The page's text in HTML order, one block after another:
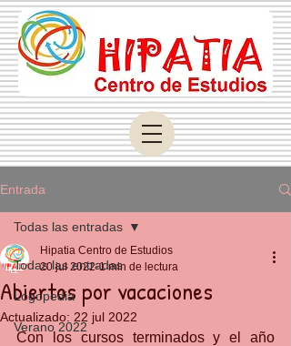
Entrada
Todas las entradas
Logopedia
Verano 2022
Todas las entradas
Abiertos por vacaciones
Hipatia Centro de Estudios
20 jul 2022 1 min de lectura
Actualizado: 22 jul 2022
Con los cursos terminados y el año